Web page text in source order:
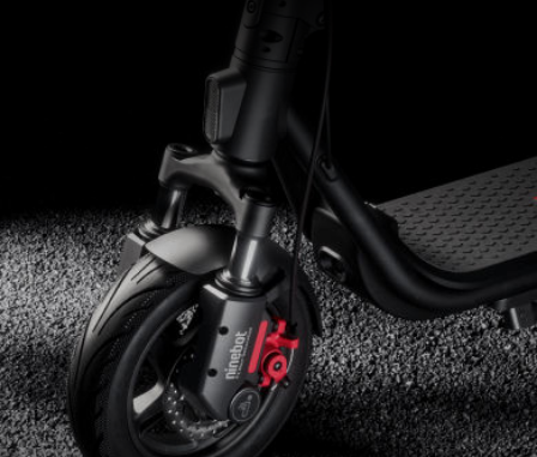
*Veuillez vérifier et respecter les dernières lois et réglementations en
matière de circulation dans votre pays, si et où ces produits peuvent être
utilisés.
**Autonomie théorique : Testée avec une batterie pleine, une charge de 75
kg, à 25°C, à une vitesse de 15 km/h sur la chaussée.
***Les photos et les vidéos sont présentées à titre de référence
uniquement. Le produit réel peut varier, veuillez vous référer au produit réel
pour plus de détails.
****Veuillez vous assurer que la trottinette électrique est entreposée dans
un endroit approprié avec une température ambiante ne descendant pas en
dessous de -10°C (14℉). Si l'environnement de stockage a une température
ambiante inférieure à 0°C (32℉), vous devez d'abord placer la trottinette